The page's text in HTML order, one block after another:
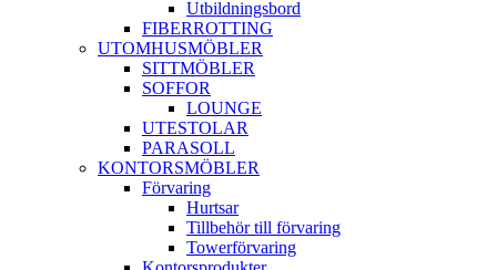
Utbildningsbord
FIBERROTTING
UTOMHUSMÖBLER
SITTMÖBLER
SOFFOR
LOUNGE
UTESTOLAR
PARASOLL
KONTORSMÖBLER
Förvaring
Hurtsar
Tillbehör till förvaring
Towerförvaring